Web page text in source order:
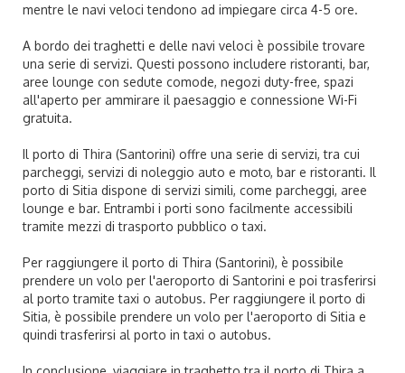
mentre le navi veloci tendono ad impiegare circa 4-5 ore.
A bordo dei traghetti e delle navi veloci è possibile trovare
una serie di servizi. Questi possono includere ristoranti, bar,
aree lounge con sedute comode, negozi duty-free, spazi
all'aperto per ammirare il paesaggio e connessione Wi-Fi
gratuita.
Il porto di Thira (Santorini) offre una serie di servizi, tra cui
parcheggi, servizi di noleggio auto e moto, bar e ristoranti. Il
porto di Sitia dispone di servizi simili, come parcheggi, aree
lounge e bar. Entrambi i porti sono facilmente accessibili
tramite mezzi di trasporto pubblico o taxi.
Per raggiungere il porto di Thira (Santorini), è possibile
prendere un volo per l'aeroporto di Santorini e poi trasferirsi
al porto tramite taxi o autobus. Per raggiungere il porto di
Sitia, è possibile prendere un volo per l'aeroporto di Sitia e
quindi trasferirsi al porto in taxi o autobus.